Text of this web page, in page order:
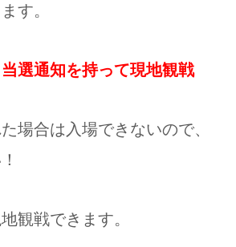
す。
当選通知を持って現地観戦
場合は入場できないので、
観戦できます。